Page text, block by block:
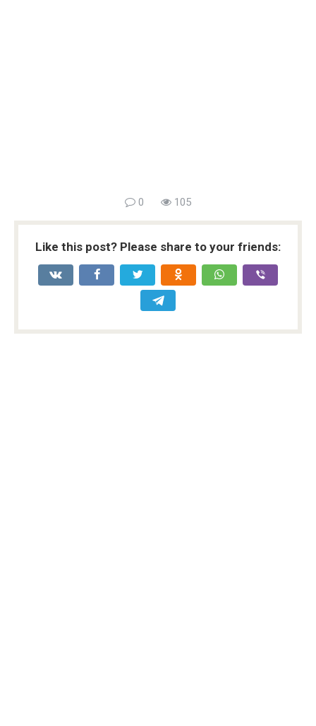
0 105
Like this post? Please share to your friends: